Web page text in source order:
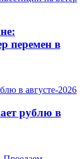
перемен в
рублю в